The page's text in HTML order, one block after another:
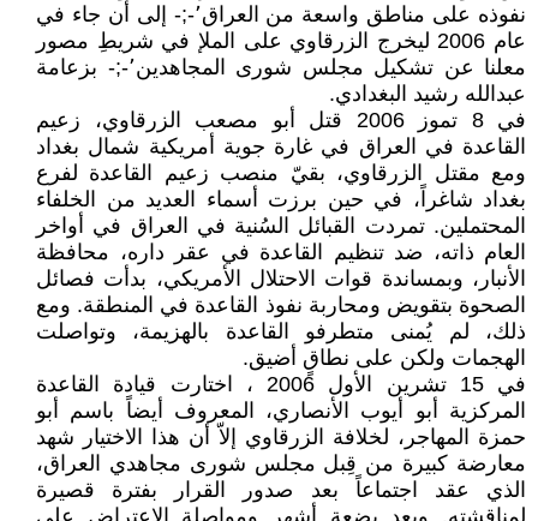
نفوذه على مناطق واسعة من العراق٬-;- إلى أن جاء في
عام 2006 ليخرج الزرقاوي على الملإ في شريطِ مصور
معلنا عن تشكيل مجلس شورى المجاهدين٬-;- بزعامة
عبدالله رشيد البغدادي.
في 8 تموز 2006 قتل أبو مصعب الزرقاوي، زعيم
القاعدة في العراق في غارة جوية أمريكية شمال بغداد
ومع مقتل الزرقاوي، بقيّ منصب زعيم القاعدة لفرع
بغداد شاغراً، في حين برزت أسماء العديد من الخلفاء
المحتملين. تمردت القبائل السُنية في العراق في أواخر
العام ذاته، ضد تنظيم القاعدة في عقر داره، محافظة
الأنبار، وبمساندة قوات الاحتلال الأمريكي، بدأت فصائل
الصحوة بتقويض ومحاربة نفوذ القاعدة في المنطقة. ومع
ذلك، لم يُمنى متطرفو القاعدة بالهزيمة، وتواصلت
الهجمات ولكن على نطاقٍ أضيق.
في 15 تشرين الأول 2006 ، اختارت قيادة القاعدة
المركزية أبو أيوب الأنصاري، المعروف أيضاً باسم أبو
حمزة المهاجر، لخلافة الزرقاوي إلاّ أن هذا الاختيار شهد
معارضة كبيرة من قِبل مجلس شورى مجاهدي العراق،
الذي عقد اجتماعاً بعد صدور القرار بفترة قصيرة